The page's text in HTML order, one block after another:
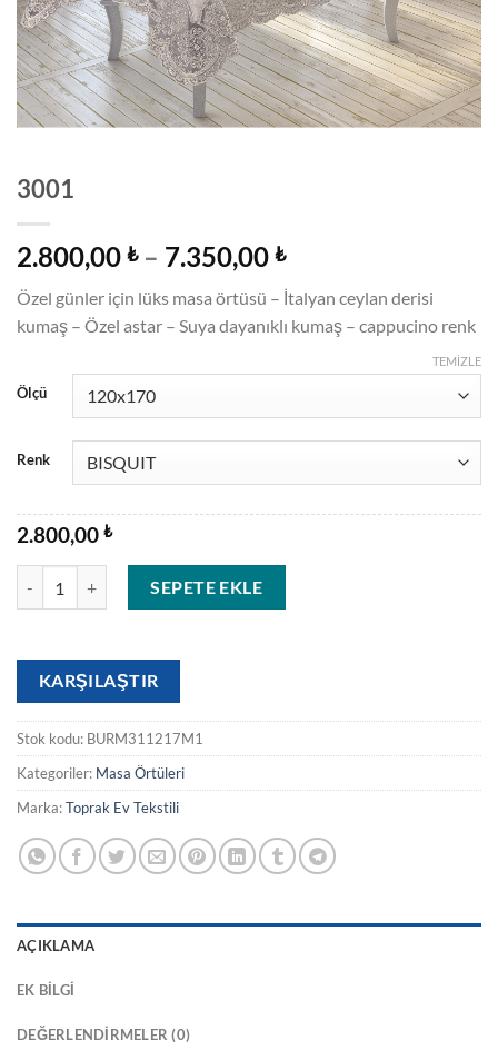
3001
2.800,00 ₺ – 7.350,00 ₺Fiyat
aralığı:
2.800,00 ₺
-
Özel günler için lüks masa örtüsü – İtalyan ceylan derisi
kumaş – Özel astar – Suya dayanıklı kumaş – cappucino renk
Ölçü
Renk
TEMIZLE
2.800,00 ₺
SEPETE EKLE
KARŞILAŞTIR
Stok kodu: BURM311217M1
Kategoriler: Masa Örtüleri
Marka:Toprak Ev Tekstili
AÇIKLAMA
EK BILGI
DEĞERLENDIRMELER (0)